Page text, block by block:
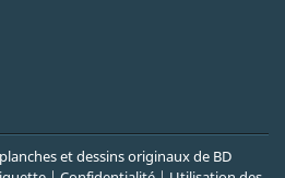
et dessins originaux de BD